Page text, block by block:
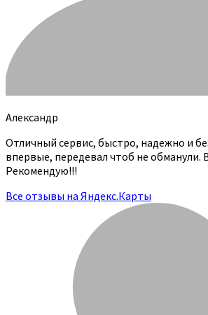
Александр
Отличный сервис, быстро, надежно и
впервые, передевал чтоб не обманули.
Рекомендую!!!
Все отзывы на Яндекс.Карты